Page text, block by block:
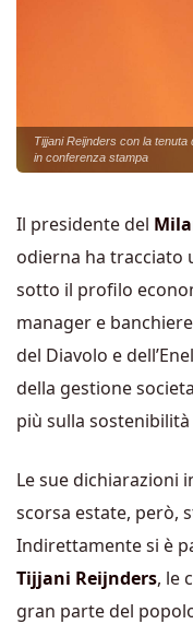
Tijjani Reijnders con la
in conferenza stampa
Il presidente del
odierna ha tracciato
sotto il profilo
manager e
del Diavolo e
della gestione
più sulla
Le sue dichiarazioni
scorsa estate, però,
Indirettamente si è
Tijjani Reijnders, le
gran parte del